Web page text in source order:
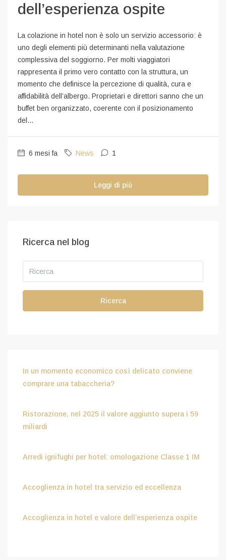
dell’esperienza ospite
La colazione in hotel non è solo un servizio accessorio: è
uno degli elementi più determinanti nella valutazione
complessiva del soggiorno. Per molti viaggiatori
rappresenta il primo vero contatto con la struttura, un
momento che definisce la percezione di qualità, cura e
affidabilità dell’albergo. Proprietari e direttori sanno che un
buffet ben organizzato, coerente con il posizionamento
del...
6 mesi fa News 1
Leggi di più
Ricerca nel blog
Ricerca
In un momento economico così delicato conviene
comprare una tabaccheria?
Ristorazione, nel 2025 il valore aggiunto supera i 59
miliardi
Arredi ignifughi per hotel: omologazione Classe 1 IM
Accoglienza in hotel tra servizio ed eccellenza
Accoglienza in hotel e valore dell’esperienza ospite